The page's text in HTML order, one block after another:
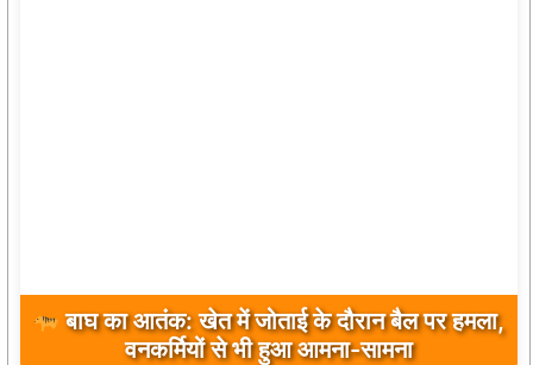
बाघ का आतंक: खेत में जोताई के दौरान बैल पर हमला,
वनकर्मियों से भी हुआ आमना-सामना
विश्व आदिवासी दिवस 2026 : ग्राम पंचायत जवाली में
प्रथम वर्ष भव्य आयोजन, समाज ने किया अधिक से अधिक
सहभागिता का आह्वान